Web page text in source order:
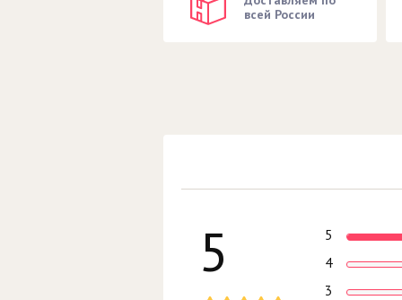
всей России
5 5
4
3